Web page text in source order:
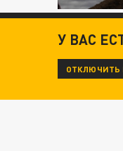
У ВАС
ОТКЛЮЧИТЬ